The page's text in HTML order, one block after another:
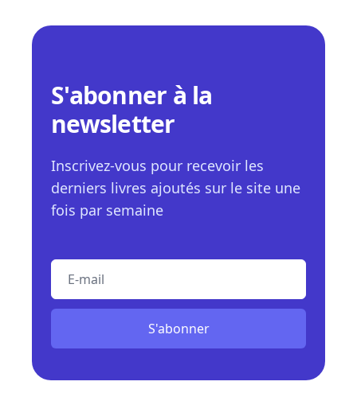
S'abonner à la
newsletter
Inscrivez-vous pour recevoir les
derniers livres ajoutés sur le site une
fois par semaine
E-mail
S'abonner